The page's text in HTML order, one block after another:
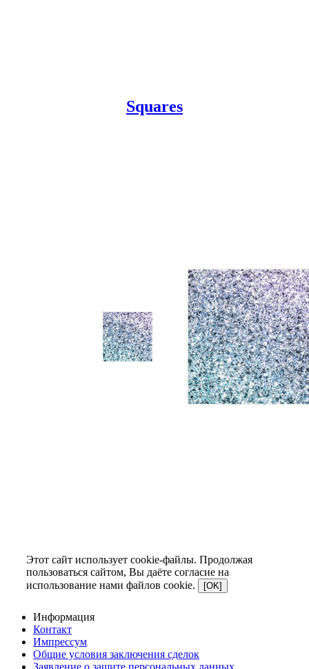
Squares
Этот сайт использует cookie-файлы. Продолжая
пользоваться сайтом, Вы даёте согласие на
использование нами файлов cookie.
[OK]
Информация
Контакт
Импрессум
Общие условия заключения сделок
Заявление о защите персональных данных